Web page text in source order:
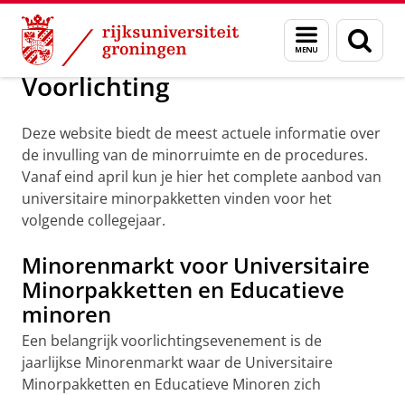
Skip
Content
Skip
Navigation
Menu
en
zoeken
Onderwijs Opleidingen Minor programma's
Voorlichting
Deze website biedt de meest actuele informatie over
de invulling van de minorruimte en de procedures.
Vanaf eind april kun je hier het complete aanbod van
universitaire minorpakketten vinden voor het
volgende collegejaar.
Minorenmarkt voor Universitaire
Minorpakketten en Educatieve
minoren
Een belangrijk voorlichtingsevenement is de
jaarlijkse Minorenmarkt waar de Universitaire
Minorpakketten en Educatieve Minoren zich